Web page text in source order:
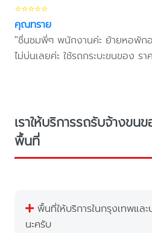
⭐⭐⭐⭐⭐
คุณทราย
"ชื่นชมพี่ๆ พนักงานค่ะ ย้ายหอพัก
ไม่บ่นเลยค่ะ ใช้รถกระบะขนของ ร
เราให้บริการรถรับจ้างข
พื้นที่
พื้นที่ให้บริการในกรุงเทพแ
นะครับ